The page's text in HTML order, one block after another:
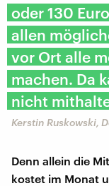
oder 130
allen
vor Ort alle
machen. Da
nicht
Kerstin Ruskowski,
Denn allein die
kostet im Monat